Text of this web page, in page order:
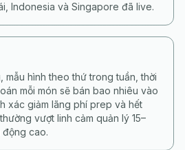
Indonesia và Singapore đã live.
mẫu hình theo thứ trong tuần, thời
mỗi món sẽ bán bao nhiêu vào
xác giảm lãng phí prep và hết
vượt linh cảm quản lý 15–
động cao.